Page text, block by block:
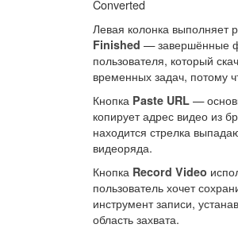
Левая колонка выполняет
Finished — завершённые
пользователя, который
временных задач, потому
Кнопка Paste URL —
копирует адрес видео из
находится стрелка
видеоряда.
Кнопка Record Video
пользователь хочет
инструмент записи,
область захвата.